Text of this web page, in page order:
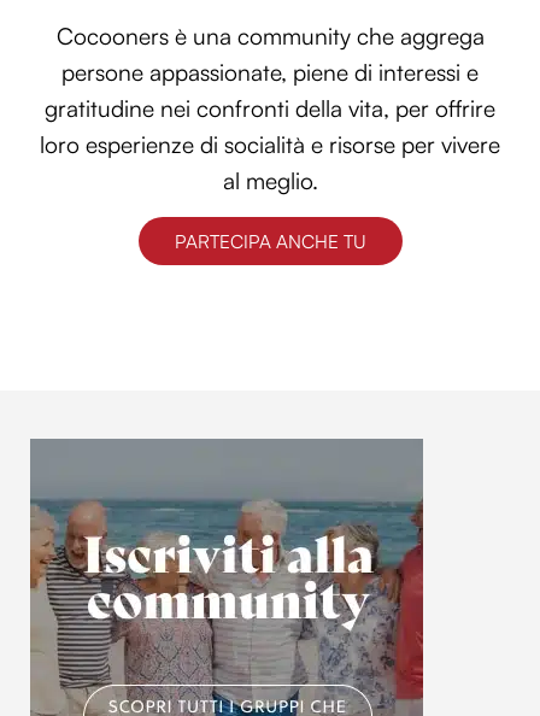
Cocooners è una community che aggrega
persone appassionate, piene di interessi e
gratitudine nei confronti della vita, per offrire
loro esperienze di socialità e risorse per vivere
al meglio.
PARTECIPA ANCHE TU